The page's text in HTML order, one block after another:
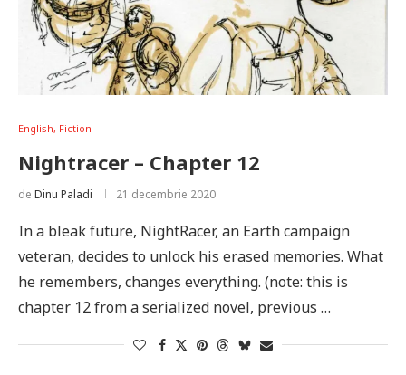
English, Fiction
Nightracer – Chapter 12
de Dinu Paladi 21 decembrie 2020
In a bleak future, NightRacer, an Earth campaign
veteran, decides to unlock his erased memories. What
he remembers, changes everything. (note: this is
chapter 12 from a serialized novel, previous …